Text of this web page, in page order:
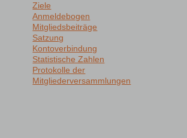
Ziele
Anmeldebogen
Mitgliedsbeiträge
Satzung
Kontoverbindung
Statistische Zahlen
Protokolle der
Mitgliederversammlungen